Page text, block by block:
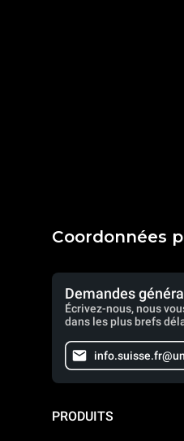
Coordonnées
Demandes
Écrivez-nous, nous
dans les plus brefs
PRODUITS